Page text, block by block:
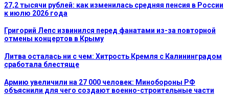
27,2 тысячи рублей: как изменилась средняя пенсия в России
к июлю 2026 года
Григорий Лепс извинился перед фанатами из-за повторной
отмены концертов в Крыму
Литва осталась ни с чем: Хитрость Кремля с Калининградом
сработала блестяще
Армию увеличили на 27 000 человек: Минобороны РФ
объяснили для чего создают военно-строительные части